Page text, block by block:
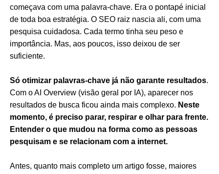
começava com uma palavra-chave. Era o pontapé inicial
de toda boa estratégia. O SEO raiz nascia ali, com uma
pesquisa cuidadosa. Cada termo tinha seu peso e
importância. Mas, aos poucos, isso deixou de ser
suficiente.
Só otimizar palavras-chave já não garante resultados.
Com o AI Overview (visão geral por IA), aparecer nos
resultados de busca ficou ainda mais complexo. Neste
momento, é preciso parar, respirar e olhar para frente.
Entender o que mudou na forma como as pessoas
pesquisam e se relacionam com a internet.
Antes, quanto mais completo um artigo fosse, maiores